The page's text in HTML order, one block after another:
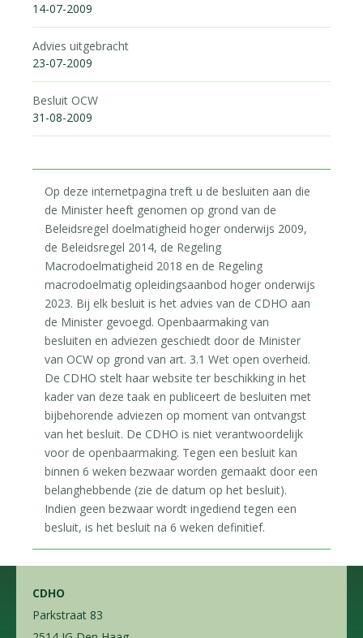
14-07-2009
Advies uitgebracht
23-07-2009
Besluit OCW
31-08-2009
Op deze internetpagina treft u de besluiten aan die
de Minister heeft genomen op grond van de
Beleidsregel doelmatigheid hoger onderwijs 2009,
de Beleidsregel 2014, de Regeling
Macrodoelmatigheid 2018 en de Regeling
macrodoelmatig opleidingsaanbod hoger onderwijs
2023. Bij elk besluit is het advies van de CDHO aan
de Minister gevoegd. Openbaarmaking van
besluiten en adviezen geschiedt door de Minister
van OCW op grond van art. 3.1 Wet open overheid.
De CDHO stelt haar website ter beschikking in het
kader van deze taak en publiceert de besluiten met
bijbehorende adviezen op moment van ontvangst
van het besluit. De CDHO is niet verantwoordelijk
voor de openbaarmaking. Tegen een besluit kan
binnen 6 weken bezwaar worden gemaakt door een
belanghebbende (zie de datum op het besluit).
Indien geen bezwaar wordt ingediend tegen een
besluit, is het besluit na 6 weken definitief.
CDHO
Parkstraat 83